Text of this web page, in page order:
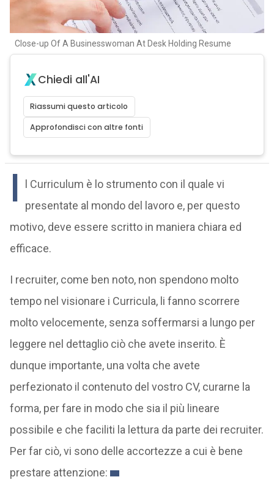
Close-up Of A Businesswoman At Desk Holding Resume
Chiedi all'AI
Riassumi questo articolo
Approfondisci con altre fonti
I
l Curriculum è lo strumento con il quale vi
presentate al mondo del lavoro e, per questo
motivo, deve essere scritto in maniera chiara ed
efficace.
I recruiter, come ben noto, non spendono molto
tempo nel visionare i Curricula, li fanno scorrere
molto velocemente, senza soffermarsi a lungo per
leggere nel dettaglio ciò che avete inserito. È
dunque importante, una volta che avete
perfezionato il contenuto del vostro CV, curarne la
forma, per fare in modo che sia il più lineare
possibile e che faciliti la lettura da parte dei recruiter.
Per far ciò, vi sono delle accortezze a cui è bene
prestare attenzione: